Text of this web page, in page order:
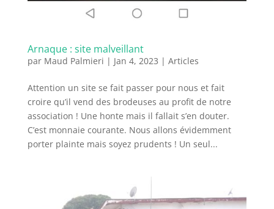
Arnaque : site malveillant
par Maud Palmieri | Jan 4, 2023 | Articles
Attention un site se fait passer pour nous et fait
croire qu’il vend des brodeuses au profit de notre
association ! Une honte mais il fallait s’en douter.
C’est monnaie courante. Nous allons évidemment
porter plainte mais soyez prudents ! Un seul...